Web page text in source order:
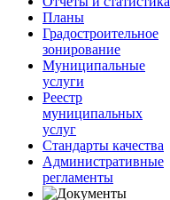
Планы
Градостроительное
зонирование
Муниципальные
услуги
Реестр
муниципальных
услуг
Стандарты качества
Административные
регламенты